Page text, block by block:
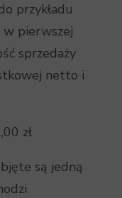
przykładu
w pierwszej
sprzedaży
netto i
zł
są jedną